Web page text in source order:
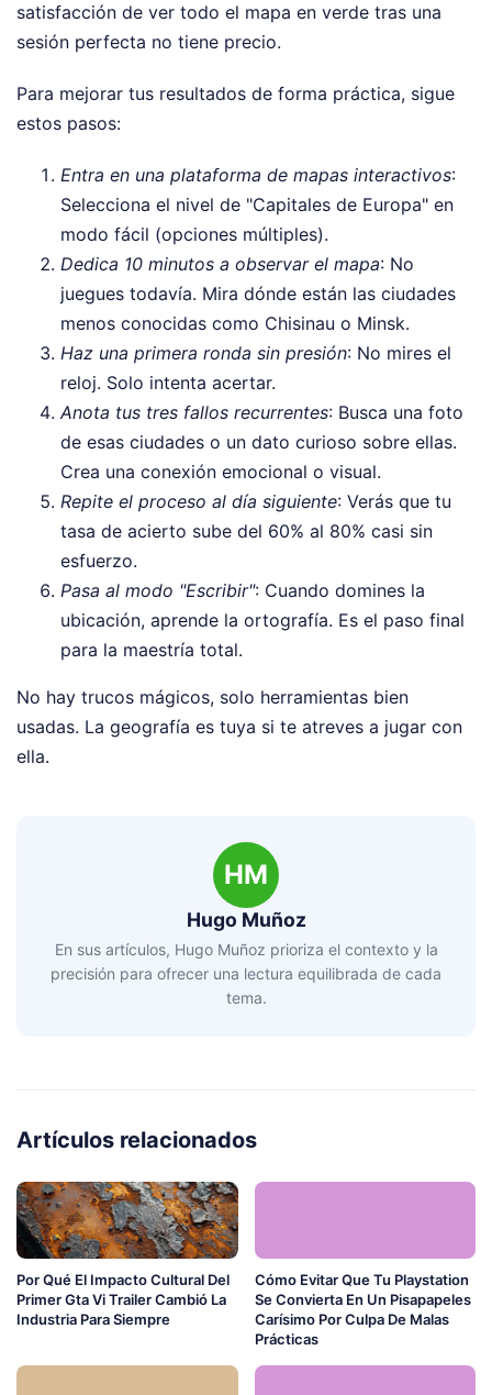
satisfacción de ver todo el mapa en verde tras una
sesión perfecta no tiene precio.
Para mejorar tus resultados de forma práctica, sigue
estos pasos:
Entra en una plataforma de mapas interactivos:
Selecciona el nivel de "Capitales de Europa" en
modo fácil (opciones múltiples).
Dedica 10 minutos a observar el mapa: No
juegues todavía. Mira dónde están las ciudades
menos conocidas como Chisinau o Minsk.
Haz una primera ronda sin presión: No mires el
reloj. Solo intenta acertar.
Anota tus tres fallos recurrentes: Busca una foto
de esas ciudades o un dato curioso sobre ellas.
Crea una conexión emocional o visual.
Repite el proceso al día siguiente: Verás que tu
tasa de acierto sube del 60% al 80% casi sin
esfuerzo.
Pasa al modo "Escribir": Cuando domines la
ubicación, aprende la ortografía. Es el paso final
para la maestría total.
No hay trucos mágicos, solo herramientas bien
usadas. La geografía es tuya si te atreves a jugar con
ella.
HM
Hugo Muñoz
En sus artículos, Hugo Muñoz prioriza el contexto y la
precisión para ofrecer una lectura equilibrada de cada
tema.
Artículos relacionados
Por Qué El Impacto Cultural Del
Primer Gta Vi Trailer Cambió La
Industria Para Siempre
Cómo Evitar Que Tu Playstation
Se Convierta En Un Pisapapeles
Carísimo Por Culpa De Malas
Prácticas